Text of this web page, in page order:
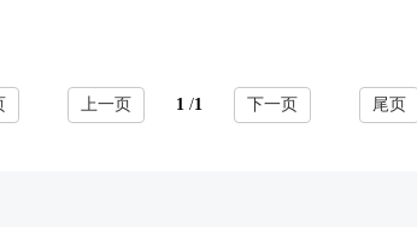
上一页 1 /1 下一页 尾页